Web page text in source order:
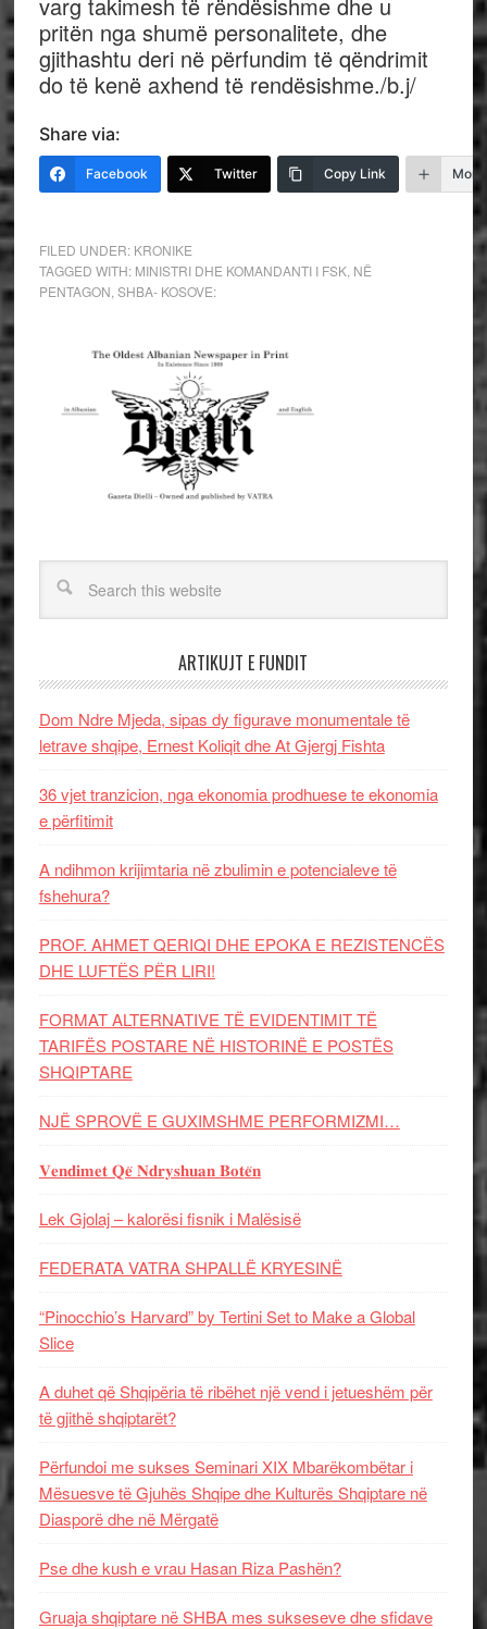
pritën nga shumë personalitete, dhe
gjithashtu deri në përfundim të qëndrimit
do të kenë axhend të rendësishme./b.j/
Share via:
Facebook Twitter Copy Link More
FILED UNDER: KRONIKE
TAGGED WITH: MINISTRI DHE KOMANDANTI I FSK, NË
PENTAGON SHBA- KOSOVE:
ARTIKUJT E FUNDIT
Dom Ndre Mjeda, sipas dy figurave monumentale të
letrave shqipe, Ernest Koliqit dhe At Gjergj Fishta
36 vjet tranzicion, nga ekonomia prodhuese te ekonomia
e përfitimit
A ndihmon krijimtaria në zbulimin e potencialeve të
fshehura?
PROF. AHMET QERIQI DHE EPOKA E REZISTENCЁS
DHE LUFTЁS PЁR LIRI!
FORMAT ALTERNATIVE TË EVIDENTIMIT TË
TARIFËS POSTARE NË HISTORINË E POSTËS
SHQIPTARE
NJË SPROVË E GUXIMSHME PERFORMIZMI…
𝐕𝐞𝐧𝐝𝐢𝐦𝐞𝐭 𝐐𝐞̈ 𝐍𝐝𝐫𝐲𝐬𝐡𝐮𝐚𝐧 𝐁𝐨𝐭𝐞̈𝐧
Lek Gjolaj – kalorësi fisnik i Malësisë
FEDERATA VATRA SHPALLË KRYESINË
“Pinocchio’s Harvard” by Tertini Set to Make a Global
Slice
A duhet që Shqipëria të ribëhet një vend i jetueshëm për
të gjithë shqiptarët?
Përfundoi me sukses Seminari XIX Mbarëkombëtar i
Mësuesve të Gjuhës Shqipe dhe Kulturës Shqiptare në
Diasporë dhe në Mërgatë
Pse dhe kush e vrau Hasan Riza Pashën?
Gruaja shqiptare në SHBA mes sukseseve dhe sfidave